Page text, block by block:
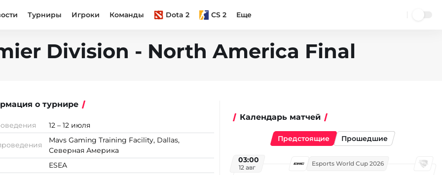
Турниры Игроки Команды Dota 2 CS 2 Еще
Division - North America Final
о турнире
12 – 12 июля
Mavs Gaming Training Facility, Dallas,
Северная Америка
ESEA
Календарь матчей
Предстоящие Прошедшие
03:00
12 авг
Esports World Cup 2026